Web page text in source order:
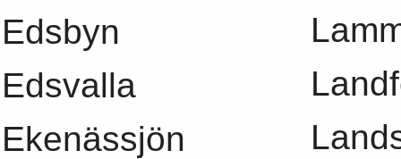
Edsbyn
Edsvalla
Ekenässjön